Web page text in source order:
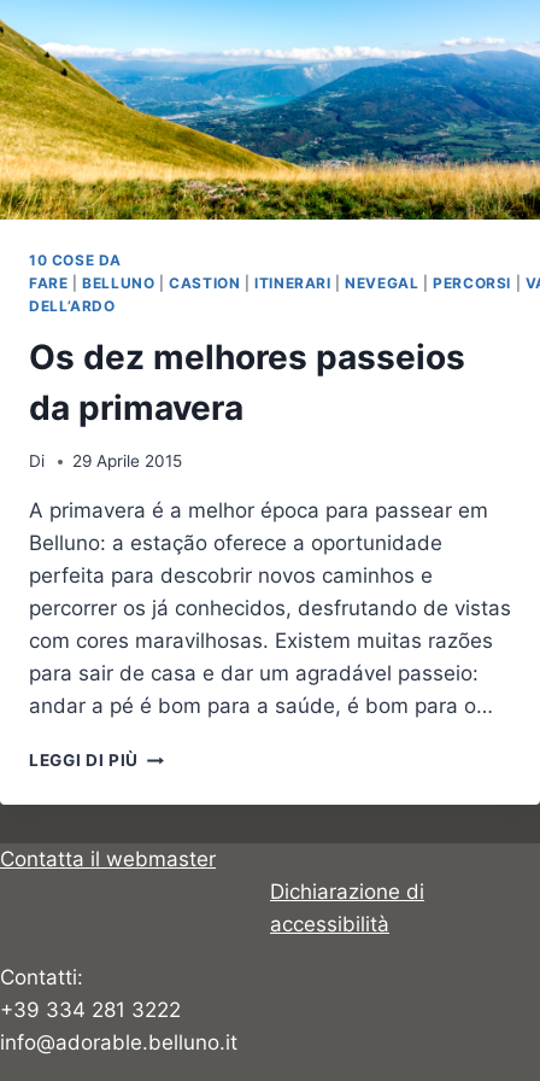
10 COSE DA
FARE |BELLUNO |CASTION |ITINERARI |NEVEGAL |PERCORSI
DELL’ARDO
Os dez melhores passeios
da primavera
Di 29 Aprile 2015
A primavera é a melhor época para passear em
Belluno: a estação oferece a oportunidade
perfeita para descobrir novos caminhos e
percorrer os já conhecidos, desfrutando de vistas
com cores maravilhosas. Existem muitas razões
para sair de casa e dar um agradável passeio:
andar a pé é bom para a saúde, é bom para o…
LEGGI DI PIÙ OS
MELHORES
DA
Contatta il webmaster
Dichiarazione di
accessibilità
Contatti:
+39 334 281 3222
info@adorable.belluno.it